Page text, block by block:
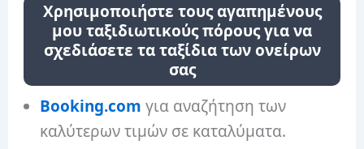
Χρησιμοποιήστε τους αγαπημένους
μου ταξιδιωτικούς πόρους για να
σχεδιάσετε τα ταξίδια των ονείρων
σας
Booking.com για αναζήτηση των
καλύτερων τιμών σε καταλύματα.